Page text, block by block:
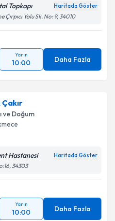
Topkapı Haritada Göster
Yolu Sk. No: 9, 34010
Yarın
10:00 Daha Fazla
ve Doğum
Hastanesi Haritada Göster
34303
Yarın
10:00 Daha Fazla